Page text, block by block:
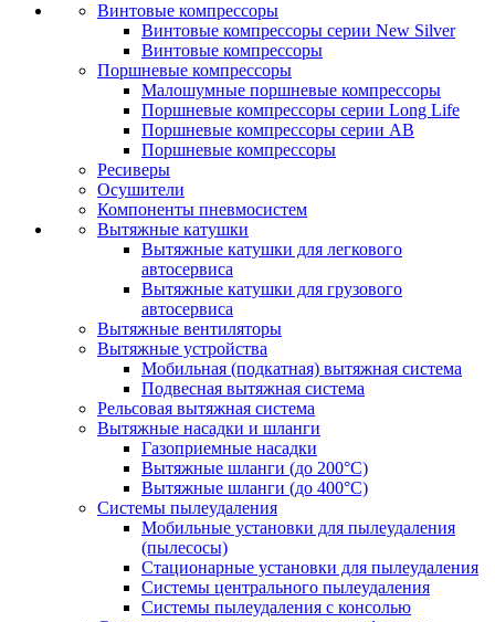
Винтовые компрессоры
Винтовые компрессоры серии New Silver
Винтовые компрессоры
Поршневые компрессоры
Малошумные поршневые компрессоры
Поршневые компрессоры серии Long Life
Поршневые компрессоры серии AB
Поршневые компрессоры
Ресиверы
Осушители
Компоненты пневмосистем
Вытяжные катушки
Вытяжные катушки для легкового
автосервиса
Вытяжные катушки для грузового
автосервиса
Вытяжные вентиляторы
Вытяжные устройства
Мобильная (подкатная) вытяжная система
Подвесная вытяжная система
Рельсовая вытяжная система
Вытяжные насадки и шланги
Газоприемные насадки
Вытяжные шланги (до 200°C)
Вытяжные шланги (до 400°C)
Системы пылеудаления
Мобильные установки для пылеудаления
(пылесосы)
Стационарные установки для пылеудаления
Системы центрального пылеудаления
Системы пылеудаления с консолью